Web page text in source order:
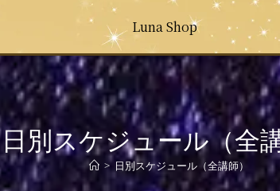
Luna Shop
日別スケジュール（全
> 日別スケジュール（全講師）